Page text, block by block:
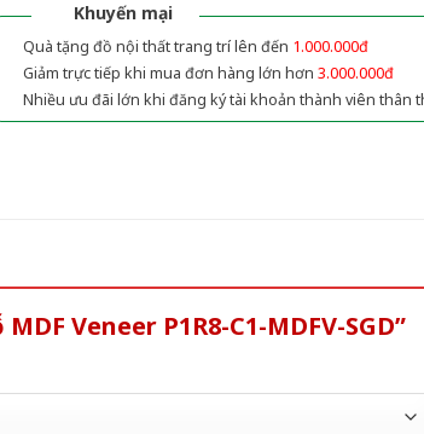
Khuyến mại
Quà tặng đồ nội thất trang trí lên đến 1.000.000đ
Giảm trực tiếp khi mua đơn hàng lớn hơn 3.000.000đ
Nhiều ưu đãi lớn khi đăng ký tài khoản thành viên thân
Veneer P1R8-C1-MDFV-SGD”